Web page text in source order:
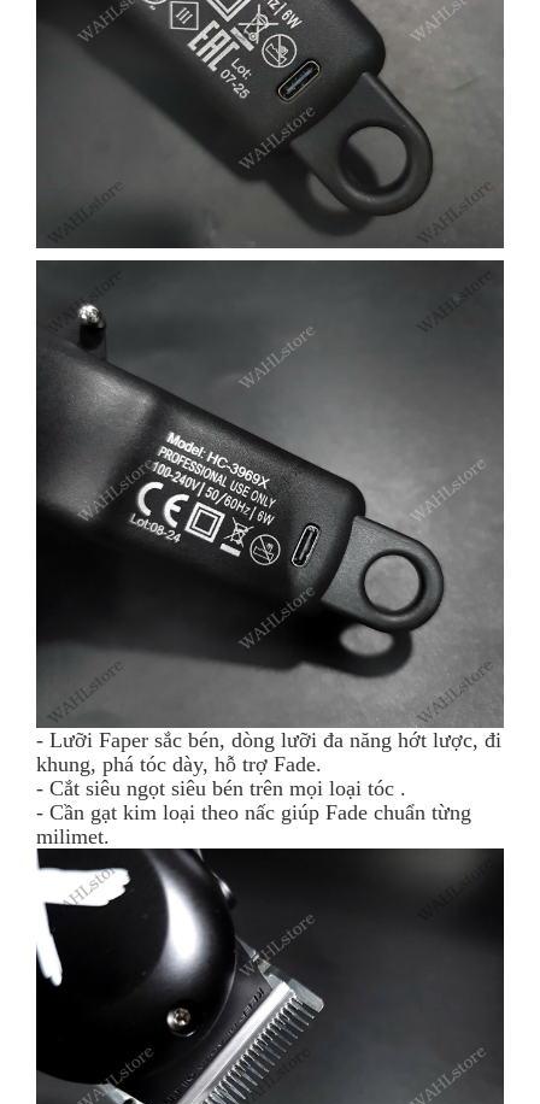
- Lưỡi Faper sắc bén, dòng lưỡi đa năng hớt lược, đi
khung, phá tóc dày, hỗ trợ Fade.
- Cắt siêu ngọt siêu bén trên mọi loại tóc .
- Cần gạt kim loại theo nấc giúp Fade chuẩn từng
milimet.